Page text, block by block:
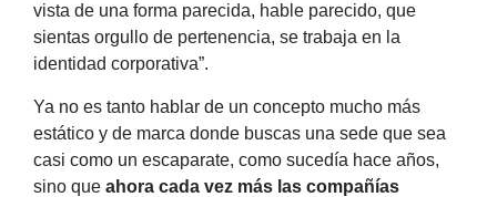
vista de una forma parecida, hable parecido, que
sientas orgullo de pertenencia, se trabaja en la
identidad corporativa”.
Ya no es tanto hablar de un concepto mucho más
estático y de marca donde buscas una sede que sea
casi como un escaparate, como sucedía hace años,
sino que ahora cada vez más las compañías